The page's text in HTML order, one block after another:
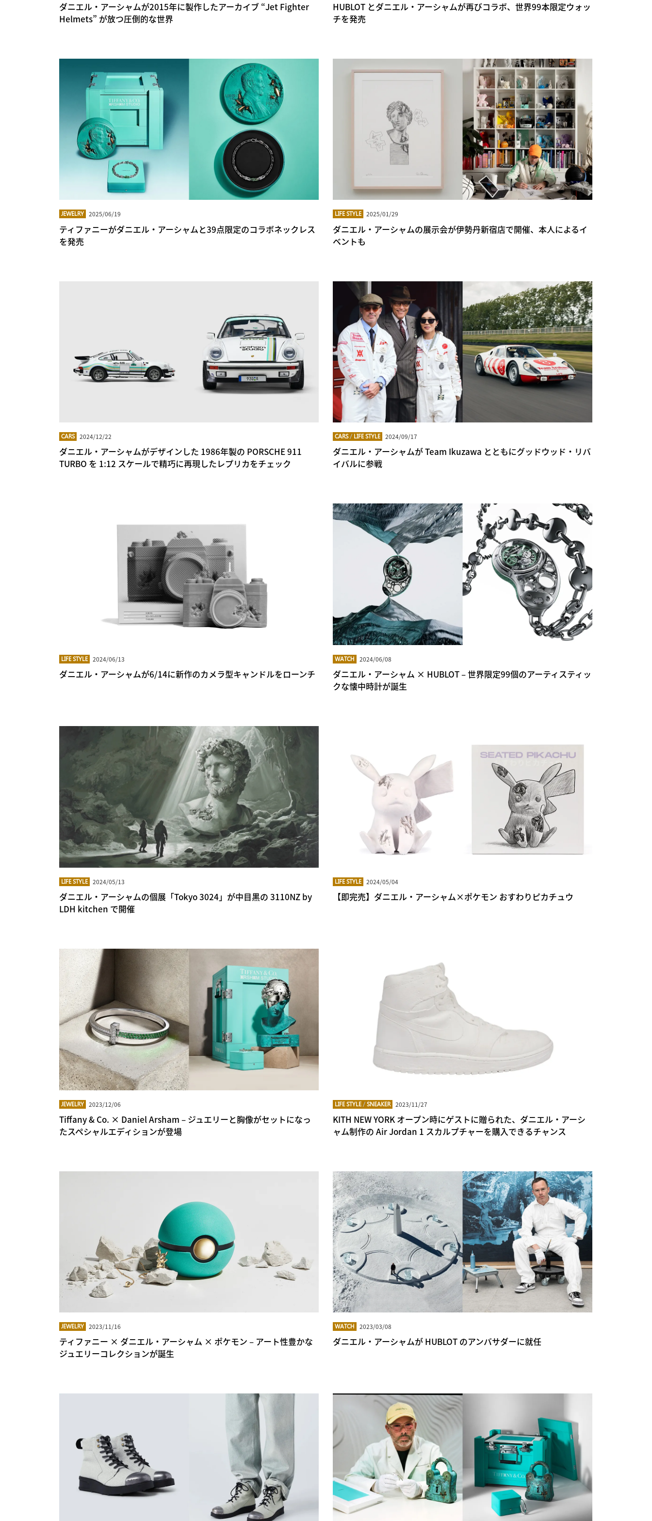
ダニエル・アーシャムが2015年に製作したアーカイブ “Jet Fighter
Helmets” が放つ圧倒的な世界
HUBLOT とダニエル・アーシャムが再びコラボ、世界99本限定ウォッ
チを発売
JEWELRY 2025/06/19
ティファニーがダニエル・アーシャムと39点限定のコラボネックレス
を発売
LIFE STYLE 2025/01/29
ダニエル・アーシャムの展示会が伊勢丹新宿店で開催、本人によるイ
ベントも
CARS 2024/12/22
ダニエル・アーシャムがデザインした 1986年製の PORSCHE 911
TURBO を 1:12 スケールで精巧に再現したレプリカをチェック
CARS/ LIFE STYLE 2024/09/17
ダニエル・アーシャムが Team Ikuzawa とともにグッドウッド・リバ
イバルに参戦
LIFE STYLE 2024/06/13
ダニエル・アーシャムが6/14に新作のカメラ型キャンドルをローンチ
WATCH 2024/06/08
ダニエル・アーシャム × HUBLOT – 世界限定99個のアーティスティッ
クな懐中時計が誕生
LIFE STYLE 2024/05/13
ダニエル・アーシャムの個展「Tokyo 3024」が中目黒の 3110NZ by
LDH kitchen で開催
LIFE STYLE 2024/05/04
【即完売】ダニエル・アーシャム×ポケモン おすわりピカチュウ
JEWELRY 2023/12/06
Tiffany & Co. × Daniel Arsham – ジュエリーと胸像がセットになっ
たスペシャルエディションが登場
LIFE STYLE /SNEAKER 2023/11/27
KITH NEW YORK オープン時にゲストに贈られた、ダニエル・アーシ
ャム制作の Air Jordan 1 スカルプチャーを購入できるチャンス
JEWELRY 2023/11/16
ティファニー × ダニエル・アーシャム × ポケモン – アート性豊かな
ジュエリーコレクションが誕生
WATCH 2023/03/08
ダニエル・アーシャムが HUBLOT のアンバサダーに就任